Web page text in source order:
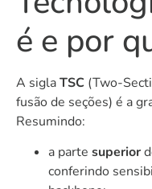
é e por
A siglaTSC (Two-
fusão de seções) é a
Resumindo:
a parte superior
conferindo